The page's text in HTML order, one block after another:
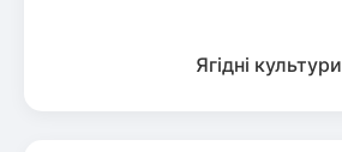
Ягідні культури